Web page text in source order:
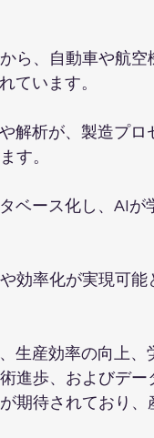
ら、自動車や航空
ています。
解析が、製造プ
す。
ベース化し、AIが
効率化が実現可
生産効率の向上
進歩、およびデ
期待されており